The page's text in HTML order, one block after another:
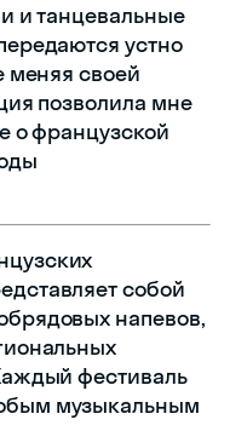
и танцевальные
устно
меняя своей
позволила мне
о французской
собой
напевов,
фестиваль
музыкальным